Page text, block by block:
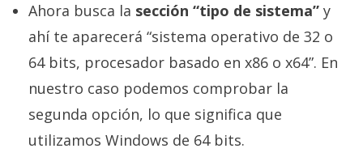
Ahora busca la sección “tipo de sistema” y
ahí te aparecerá “sistema operativo de 32 o
64 bits, procesador basado en x86 o x64”. En
nuestro caso podemos comprobar la
segunda opción, lo que significa que
utilizamos Windows de 64 bits.